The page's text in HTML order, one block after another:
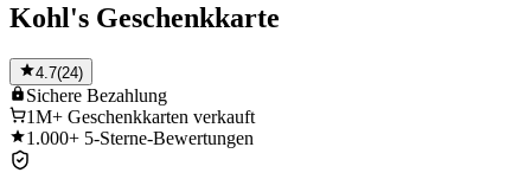
Kohl's Geschenkkarte
4.7(24)
Sichere Bezahlung
1M+ Geschenkkarten verkauft
1.000+ 5-Sterne-Bewertungen